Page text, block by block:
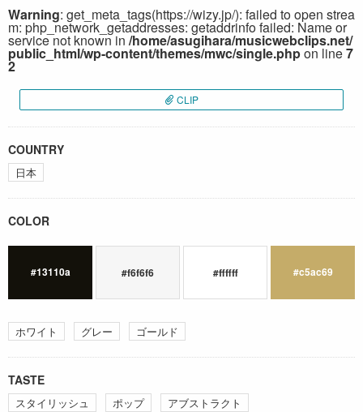
Warning: get_meta_tags(https://wizy.jp/): failed to open strea
m: php_network_getaddresses: getaddrinfo failed: Name or
service not known in /home/asugihara/musicwebclips.net/
public_html/wp-content/themes/mwc/single.phpon line7
2
CLIP
COUNTRY
日本
COLOR
#13110a #f6f6f6 #ffffff #c5ac69
ホワイト グレー ゴールド
TASTE
スタイリッシュ ポップ アブストラクト